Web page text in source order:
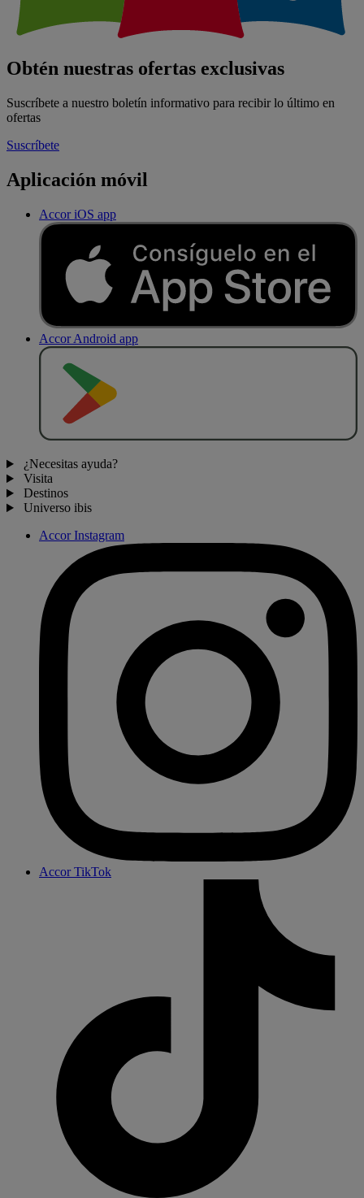
Obtén nuestras ofertas exclusivas
Suscríbete a nuestro boletín informativo para recibir lo último en
ofertas
Suscríbete
Aplicación móvil
Accor iOS app
Accor Android app
¿Necesitas ayuda?
Visita
Destinos
Universo ibis
Accor Instagram
Accor TikTok